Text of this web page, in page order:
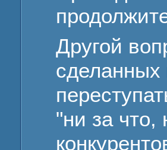
Другой
"ни за что,